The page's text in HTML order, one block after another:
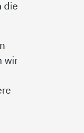
die
wir